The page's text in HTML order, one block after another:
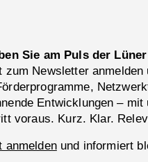
Sie am Puls der
zum Newsletter
Entwicklungen –
voraus. Kurz. Klar.
anmeldenund informiert